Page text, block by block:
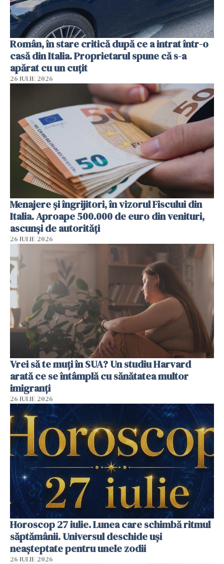
Român, în stare critică după ce a intrat într-o
casă din Italia. Proprietarul spune că s-a
apărat cu un cuțit
26 IULIE 2026
Menajere și îngrijitori, în vizorul Fiscului din
Italia. Aproape 500.000 de euro din venituri,
ascunși de autorități
26 IULIE 2026
Vrei să te muți în SUA? Un studiu Harvard
arată ce se întâmplă cu sănătatea multor
imigranți
26 IULIE 2026
Horoscop 27 iulie. Lunea care schimbă ritmul
săptămânii. Universul deschide uși
neașteptate pentru unele zodii
26 IULIE 2026